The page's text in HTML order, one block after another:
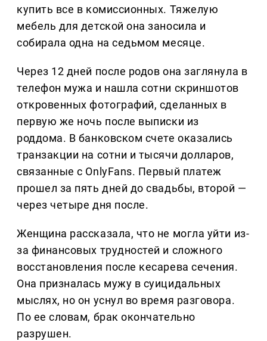
купить все в комиссионных. Тяжелую
мебель для детской она заносила и
собирала одна на седьмом месяце.
Через 12 дней после родов она заглянула в
телефон мужа и нашла сотни скриншотов
откровенных фотографий, сделанных в
первую же ночь после выписки из
роддома. В банковском счете оказались
транзакции на сотни и тысячи долларов,
связанные с OnlyFans. Первый платеж
прошел за пять дней до свадьбы, второй —
через четыре дня после.
Женщина рассказала, что не могла уйти из-
за финансовых трудностей и сложного
восстановления после кесарева сечения.
Она призналась мужу в суицидальных
мыслях, но он уснул во время разговора.
По ее словам, брак окончательно
разрушен.